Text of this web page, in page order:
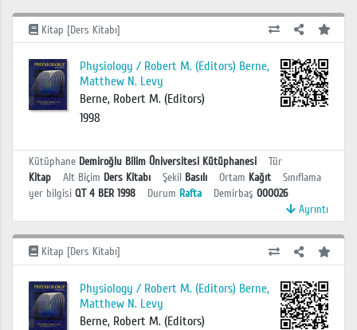
Kitap [Ders Kitabı]
Physiology / Robert M. (Editors) Berne,
Matthew N. Levy
Berne, Robert M. (Editors)
1998
Kütüphane Demiroğlu Bilim Üniversitesi Kütüphanesi
Tür
Kitap
Alt Biçim Ders Kitabı Şekil Basılı Ortam Kağıt
Sınıflama
yer bilgisi QT 4 BER 1998 Durum Rafta Demirbaş 000026
Ayrıntı
Kitap [Ders Kitabı]
Physiology / Robert M. (Editors) Berne,
Matthew N. Levy
Berne, Robert M. (Editors)